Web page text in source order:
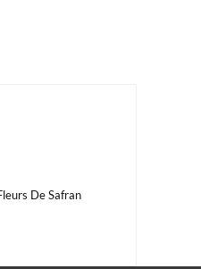
De Safran